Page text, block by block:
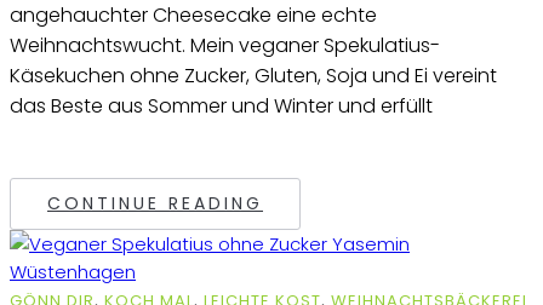
angehauchter Cheesecake eine echte
Weihnachtswucht. Mein veganer Spekulatius-
Käsekuchen ohne Zucker, Gluten, Soja und Ei vereint
das Beste aus Sommer und Winter und erfüllt
CONTINUE READING